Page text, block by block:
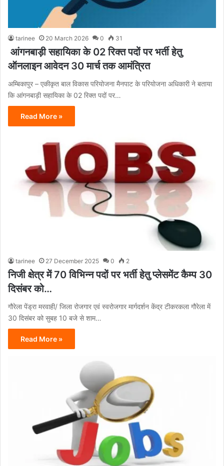
tarinee 20 March 2026 0 31
आंगनबाड़ी सहायिका के 02 रिक्त पदों पर भर्ती हेतु
ऑनलाइन आवेदन 30 मार्च तक आमंत्रित
अम्बिकापुर – एकीकृत बाल विकास परियोजना मैनपाट के परियोजना अधिकारी ने बताया
कि आंगनबाड़ी सहायिका के 02 रिक्त पदों पर…
Read More »
tarinee 27 December 2025 0 2
निजी क्षेत्र में 70 विभिन्न पदों पर भर्ती हेतु प्लेसमेंट कैम्प 30
दिसंबर को…
गौरेला पेंड्रा मरवाही/ जिला रोजगार एवं स्वरोजगार मार्गदर्शन केंद्र टीकरकला गौरेला में
30 दिसंबर को सुबह 10 बजे से शाम…
Read More »